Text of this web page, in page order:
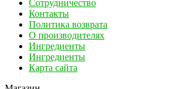
Сотрудничество
Контакты
Политика возврата
О производителях
Ингредиенты
Ингредиенты
Карта сайта